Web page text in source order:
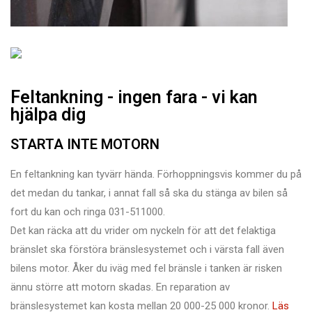
Feltankning - ingen fara - vi kan
hjälpa dig
STARTA INTE MOTORN
En feltankning kan tyvärr hända. Förhoppningsvis kommer du på
det medan du tankar, i annat fall så ska du stänga av bilen så
fort du kan och ringa 031-511000.
Det kan räcka att du vrider om nyckeln för att det felaktiga
bränslet ska förstöra bränslesystemet och i värsta fall även
bilens motor. Åker du iväg med fel bränsle i tanken är risken
ännu större att motorn skadas. En reparation av
bränslesystemet kan kosta mellan 20 000-25 000 kronor. Läs